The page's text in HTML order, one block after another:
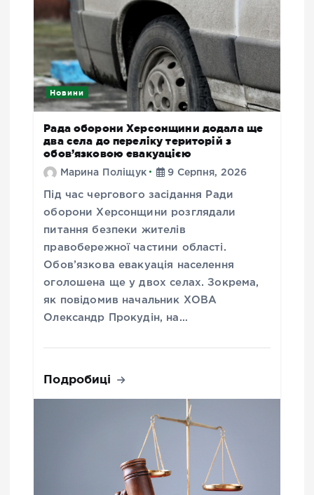
Новини
Рада оборони Херсонщини додала ще
два села до переліку територій з
обов’язковою евакуацією
Марина Поліщук 9 Серпня, 2026
Під час чергового засідання Ради
оборони Херсонщини розглядали
питання безпеки жителів
правобережної частини області.
Обов’язкова евакуація населення
оголошена ще у двох селах. Зокрема,
як повідомив начальник ХОВА
Олександр Прокудін, на…
Подробиці